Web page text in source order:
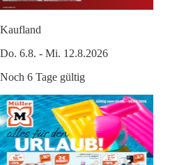
Kaufland
Do. 6.8. - Mi. 12.8.2026
Noch 6 Tage gültig